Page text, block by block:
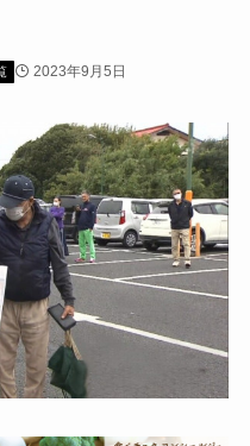
2023年9月5日